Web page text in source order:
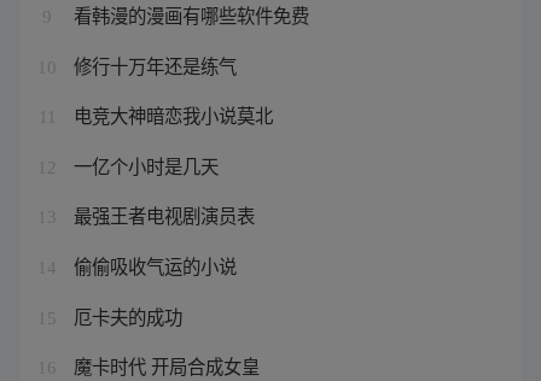
9 看韩漫的漫画有哪些软件免费
10 修行十万年还是练气
电竞大神暗恋我小说莫北
12 一亿个小时是几天
13 最强王者电视剧演员表
14 偷偷吸收气运的小说
15 厄卡夫的成功
16 魔卡时代 开局合成女皇